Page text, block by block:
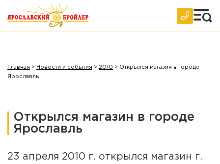
2010 год
2009 год
Главная > Новости и события > 2010 > Открылся магазин в городе
Ярославль
Открылся магазин в городе
Ярославль
23 апреля 2010 г. открылся магазин г.